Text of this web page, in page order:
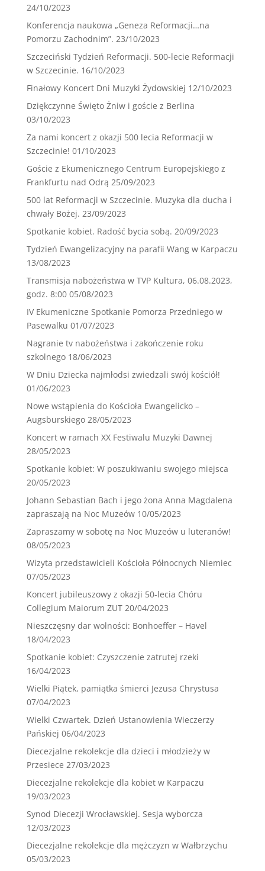
24/10/2023
Konferencja naukowa „Geneza Reformacji…na
Pomorzu Zachodnim”. 23/10/2023
Szczeciński Tydzień Reformacji. 500-lecie Reformacji
w Szczecinie. 16/10/2023
Finałowy Koncert Dni Muzyki Żydowskiej 12/10/2023
Dziękczynne Święto Żniw i goście z Berlina
03/10/2023
Za nami koncert z okazji 500 lecia Reformacji w
Szczecinie! 01/10/2023
Goście z Ekumenicznego Centrum Europejskiego z
Frankfurtu nad Odrą 25/09/2023
500 lat Reformacji w Szczecinie. Muzyka dla ducha i
chwały Bożej. 23/09/2023
Spotkanie kobiet. Radość bycia sobą. 20/09/2023
Tydzień Ewangelizacyjny na parafii Wang w Karpaczu
13/08/2023
Transmisja nabożeństwa w TVP Kultura, 06.08.2023,
godz. 8:00 05/08/2023
IV Ekumeniczne Spotkanie Pomorza Przedniego w
Pasewalku 01/07/2023
Nagranie tv nabożeństwa i zakończenie roku
szkolnego 18/06/2023
W Dniu Dziecka najmłodsi zwiedzali swój kościół!
01/06/2023
Nowe wstąpienia do Kościoła Ewangelicko –
Augsburskiego 28/05/2023
Koncert w ramach XX Festiwalu Muzyki Dawnej
28/05/2023
Spotkanie kobiet: W poszukiwaniu swojego miejsca
20/05/2023
Johann Sebastian Bach i jego żona Anna Magdalena
zapraszają na Noc Muzeów 10/05/2023
Zapraszamy w sobotę na Noc Muzeów u luteranów!
08/05/2023
Wizyta przedstawicieli Kościoła Północnych Niemiec
07/05/2023
Koncert jubileuszowy z okazji 50-lecia Chóru
Collegium Maiorum ZUT 20/04/2023
Nieszczęsny dar wolności: Bonhoeffer – Havel
18/04/2023
Spotkanie kobiet: Czyszczenie zatrutej rzeki
16/04/2023
Wielki Piątek, pamiątka śmierci Jezusa Chrystusa
07/04/2023
Wielki Czwartek. Dzień Ustanowienia Wieczerzy
Pańskiej 06/04/2023
Diecezjalne rekolekcje dla dzieci i młodzieży w
Przesiece 27/03/2023
Diecezjalne rekolekcje dla kobiet w Karpaczu
19/03/2023
Synod Diecezji Wrocławskiej. Sesja wyborcza
12/03/2023
Diecezjalne rekolekcje dla mężczyzn w Wałbrzychu
05/03/2023